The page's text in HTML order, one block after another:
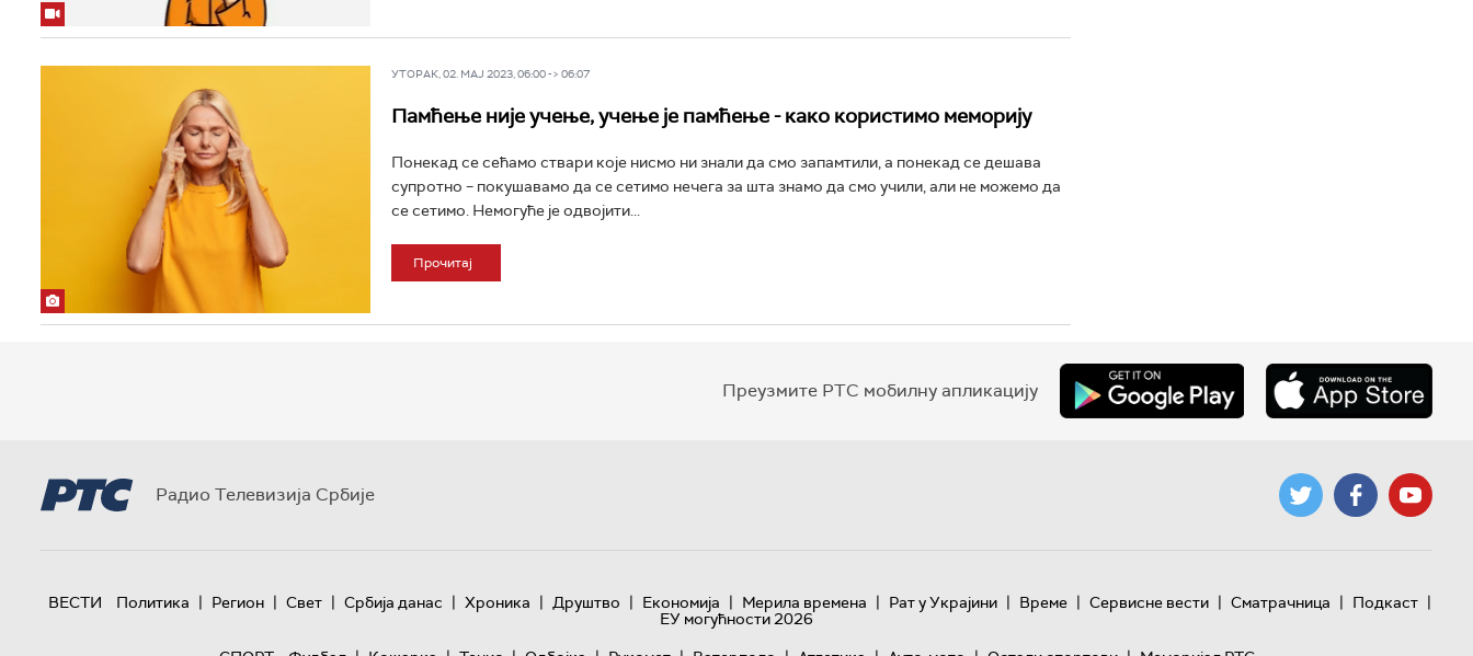
УТОРАК, 02. МАЈ 2023, 06:00 -> 06:07
Памћење није учење, учење је памћење - како користимо меморију
Понекад се сећамо ствари које нисмо ни знали да смо запамтили, а понекад се дешава
супротно – покушавамо да се сетимо нечега за шта знамо да смо учили, али не можемо да
се сетимо. Немогуће је одвојити...
Прочитај
Преузмите РТС мобилну апликацију
Радио Телевизија Србије
ВЕСТИ Политика | Регион | Свет | Србија данас | Хроника | Друштво | Економија | Мерила времена | Рат у Украјини | Време | Сервисне вести | Сматрачница | Подкаст |
ЕУ могућности 2026